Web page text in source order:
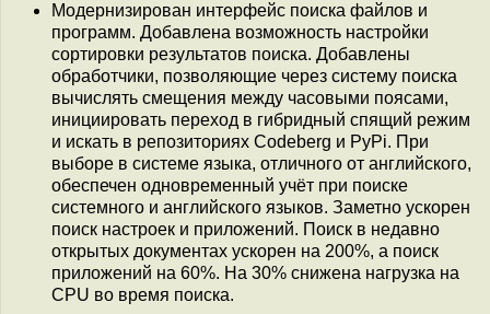
Модернизирован интерфейс поиска файлов и
программ. Добавлена возможность настройки
сортировки результатов поиска. Добавлены
обработчики, позволяющие через систему поиска
вычислять смещения между часовыми поясами,
инициировать переход в гибридный спящий режим
и искать в репозиториях Codeberg и PyPi. При
выборе в системе языка, отличного от английского,
обеспечен одновременный учёт при поиске
системного и английского языков. Заметно ускорен
поиск настроек и приложений. Поиск в недавно
открытых документах ускорен на 200%, а поиск
приложений на 60%. На 30% снижена нагрузка на
CPU во время поиска.